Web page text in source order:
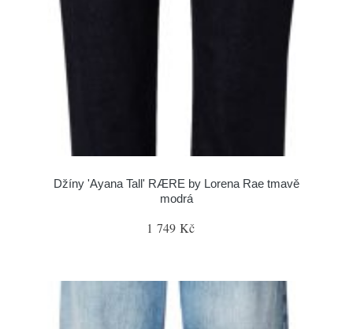
Džíny 'Ayana Tall' RÆRE by Lorena Rae tmavě
modrá
1 749 Kč